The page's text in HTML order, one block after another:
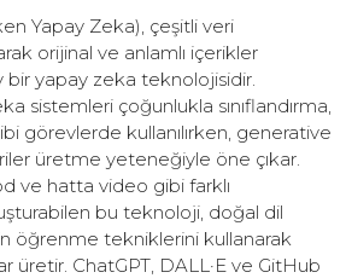
Yapay Zeka), çeşitli veri
orijinal ve anlamlı içerikler
yapay zeka teknolojisidir.
sistemleri çoğunlukla sınıflandırma,
görevlerde kullanılırken, generative
üretme yeteneğiyle öne çıkar.
ve hatta video gibi farklı
bu teknoloji, doğal dil
öğrenme tekniklerini kullanarak
üretir. ChatGPT, DALL·E ve GitHub